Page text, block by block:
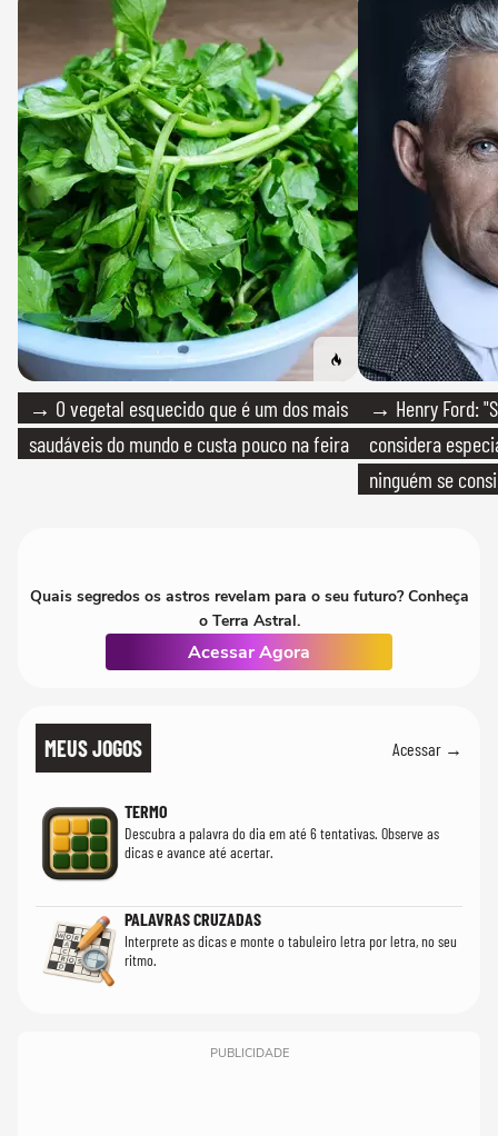
→ O vegetal esquecido que é um dos mais
saudáveis do mundo e custa pouco na feira
→ Henry Ford:
considera
ninguém se
Quais segredos os astros revelam para o seu futuro? Conheça
o Terra Astral.
Acessar Agora
MEUS JOGOS Acessar →
TERMO
Descubra a palavra do dia em até 6 tentativas. Observe as
dicas e avance até acertar.
PALAVRAS CRUZADAS
Interprete as dicas e monte o tabuleiro letra por letra, no seu
ritmo.
PUBLICIDADE